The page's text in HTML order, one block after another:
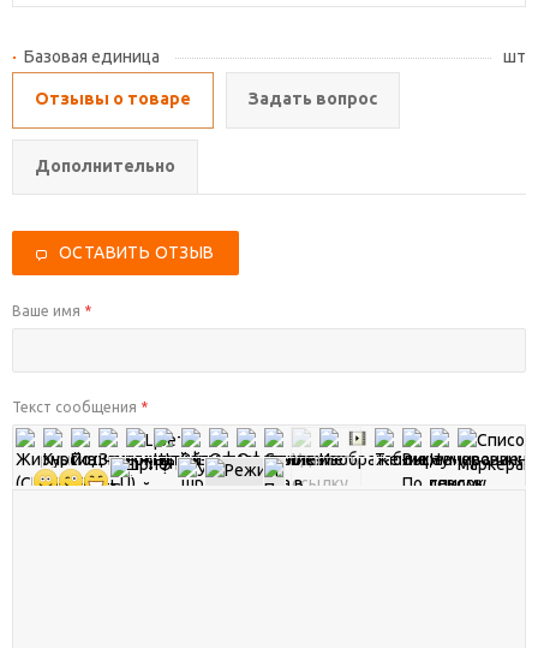
Базовая единица шт
Отзывы о товаре Задать вопрос
Дополнительно
ОСТАВИТЬ ОТЗЫВ
Ваше имя *
Текст сообщения *